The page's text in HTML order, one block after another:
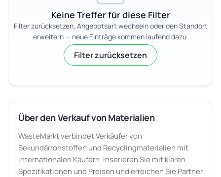
Keine Treffer für diese Filter
Filter zurücksetzen, Angebotsart wechseln oder den Standort
erweitern — neue Einträge kommen laufend dazu.
Filter zurücksetzen
Über den Verkauf von Materialien
WasteMarkt verbindet Verkäufer von
Sekundärrohstoffen und Recyclingmaterialien mit
internationalen Käufern. Inserieren Sie mit klaren
Spezifikationen und Preisen und erreichen Sie Partner